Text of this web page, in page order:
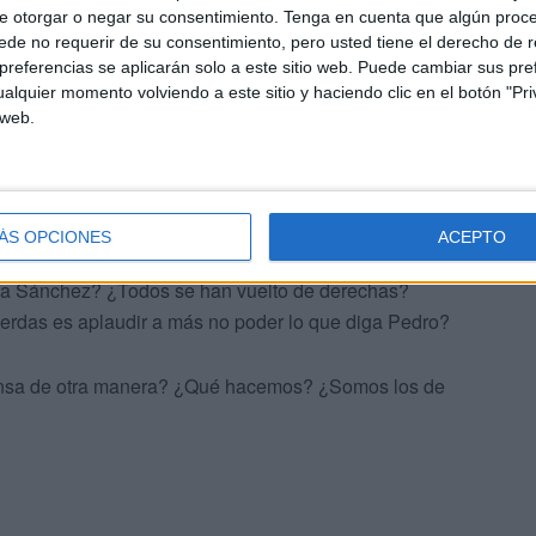
otorgar o negar su consentimiento. Tenga en cuenta que algún
no requerir de su consentimiento, pero usted tiene el derecho de
se aplicarán solo a este sitio web. Puede cambiar sus
momento volviendo a este sitio y haciendo clic en el botón
OPCIONES ACEPTO
unos y con los otros, nadar y guardar la ropa sigue
acostumbrados.
la Moncloa, someterse a una moción de
o sustituta consensuado que le de fuerza al partido,
Sánchez? ¿Todos se han vuelto de derechas?
es aplaudir a más no poder lo que diga Pedro?
de otra manera? ¿Qué hacemos? ¿Somos los de